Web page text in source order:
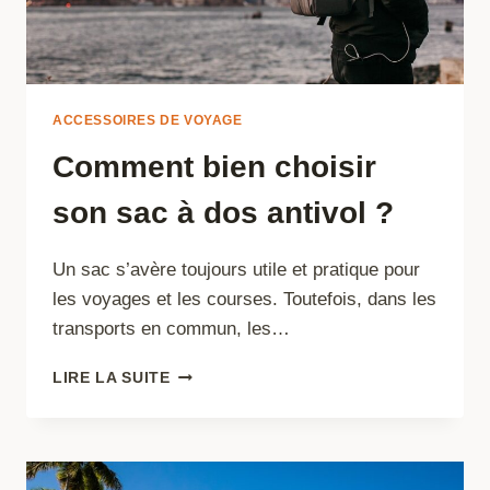
?
ACCESSOIRES DE VOYAGE
Comment bien choisir
son sac à dos antivol ?
Un sac s’avère toujours utile et pratique pour
les voyages et les courses. Toutefois, dans les
transports en commun, les…
LIRE LA SUITECOMMENT
SAC